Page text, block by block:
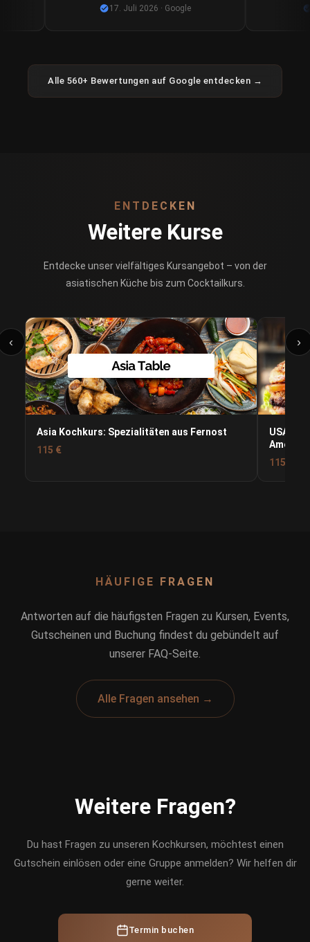
17. Juli 2026 · Google
Alle 560+ Bewertungen auf Google entdecken →
ENTDECKEN
Weitere Kurse
Entdecke unser vielfältiges Kursangebot – von der
asiatischen Küche bis zum Cocktailkurs.
Asia Kochkurs: Spezialitäten aus Fernost
115 €
USA
115 €
‹ ›
HÄUFIGE FRAGEN
Antworten auf die häufigsten Fragen zu Kursen, Events,
Gutscheinen und Buchung findest du gebündelt auf
unserer FAQ-Seite.
Alle Fragen ansehen →
Weitere Fragen?
Du hast Fragen zu unseren Kochkursen, möchtest einen
Gutschein einlösen oder eine Gruppe anmelden? Wir helfen dir
gerne weiter.
Termin buchen